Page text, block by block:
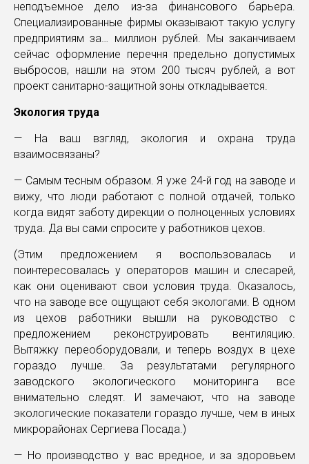
неподъемное дело из-за финансового барьера.
Специализированные фирмы оказывают такую услугу
предприятиям за… миллион рублей. Мы заканчиваем
сейчас оформление перечня предельно допустимых
выбросов, нашли на этом 200 тысяч рублей, а вот
проект санитарно-защитной зоны откладывается.
Экология труда
— На ваш взгляд, экология и охрана труда
взаимосвязаны?
— Самым тесным образом. Я уже 24-й год на заводе и
вижу, что люди работают с полной отдачей, только
когда видят заботу дирекции о полноценных условиях
труда. Да вы сами спросите у работников цехов.
(Этим предложением я воспользовалась и
поинтересовалась у операторов машин и слесарей,
как они оценивают свои условия труда. Оказалось,
что на заводе все ощущают себя экологами. В одном
из цехов работники вышли на руководство с
предложением реконструировать вентиляцию.
Вытяжку переоборудовали, и теперь воздух в цехе
гораздо лучше. За результатами регулярного
заводского экологического мониторинга все
внимательно следят. И замечают, что на заводе
экологические показатели гораздо лучше, чем в иных
микрорайонах Сергиева Посада.)
— Но производство у вас вредное, и за здоровьем